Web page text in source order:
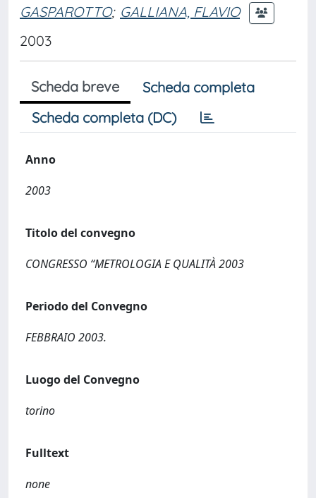
GASPAROTTO; GALLIANA, FLAVIO
2003
Scheda breve
Scheda completa
Scheda completa (DC)
Anno
2003
Titolo del convegno
CONGRESSO “METROLOGIA E QUALITÀ 2003
Periodo del Convegno
FEBBRAIO 2003.
Luogo del Convegno
torino
Fulltext
none